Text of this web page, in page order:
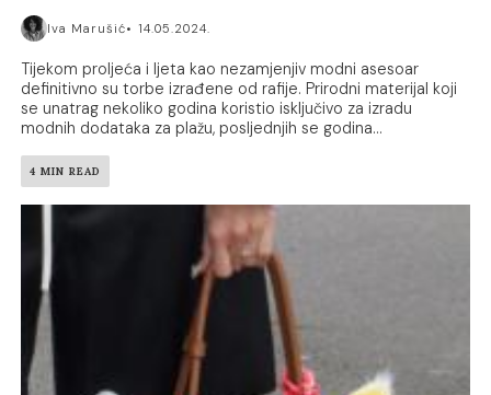
Iva Marušić 14.05.2024.
Tijekom proljeća i ljeta kao nezamjenjiv modni asesoar
definitivno su torbe izrađene od rafije. Prirodni materijal koji
se unatrag nekoliko godina koristio isključivo za izradu
modnih dodataka za plažu, posljednjih se godina...
4 MIN READ